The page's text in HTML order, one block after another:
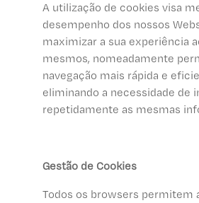
A utilização de cookies visa
desempenho dos nossos
maximizar a sua experiência
mesmos, nomeadamente
navegação mais rápida e
eliminando a necessidade de
repetidamente as mesmas
Gestão de Cookies
Todos os browsers permitem